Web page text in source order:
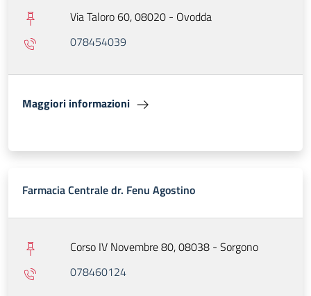
Via Taloro 60, 08020 - Ovodda
078454039
Maggiori informazioni
Farmacia Centrale dr. Fenu Agostino
Corso IV Novembre 80, 08038 - Sorgono
078460124